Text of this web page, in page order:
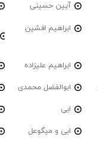
آیین حسینی
ابراهیم افشین
ابراهیم علیزاده
ابوالفضل محمدی
ابی
ابی و میگوعل